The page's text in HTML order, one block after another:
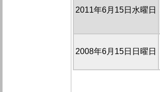
2011年6月15日水曜日
2008年6月15日日曜日